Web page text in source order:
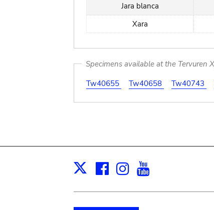
Jara blanca
Xara
Specimens available at the Tervuren
Tw40655
Tw40658 Tw40743
X Facebook
Instagram